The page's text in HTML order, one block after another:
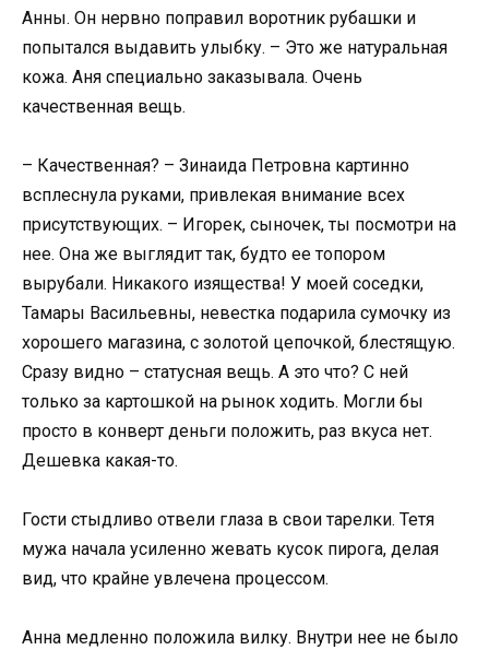
Анны. Он нервно поправил воротник рубашки и
попытался выдавить улыбку. – Это же натуральная
кожа. Аня специально заказывала. Очень
качественная вещь.
– Качественная? – Зинаида Петровна картинно
всплеснула руками, привлекая внимание всех
присутствующих. – Игорек, сыночек, ты посмотри на
нее. Она же выглядит так, будто ее топором
вырубали. Никакого изящества! У моей соседки,
Тамары Васильевны, невестка подарила сумочку из
хорошего магазина, с золотой цепочкой, блестящую.
Сразу видно – статусная вещь. А это что? С ней
только за картошкой на рынок ходить. Могли бы
просто в конверт деньги положить, раз вкуса нет.
Дешевка какая-то.
Гости стыдливо отвели глаза в свои тарелки. Тетя
мужа начала усиленно жевать кусок пирога, делая
вид, что крайне увлечена процессом.
Анна медленно положила вилку. Внутри нее не было